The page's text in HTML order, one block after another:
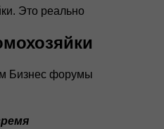
Бизнес форумы